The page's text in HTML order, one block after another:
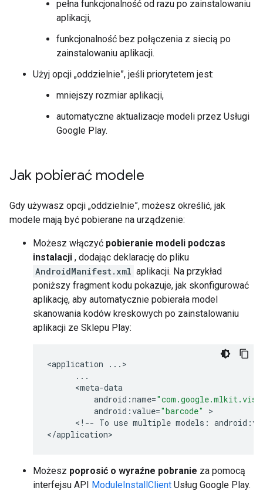
pełna funkcjonalność od razu po zainstalowaniu
aplikacji,
funkcjonalność bez połączenia z siecią po
zainstalowaniu aplikacji.
Użyj opcji „oddzielnie”, jeśli priorytetem jest:
mniejszy rozmiar aplikacji,
automatyczne aktualizacje modeli przez Usługi
Google Play.
Jak pobierać modele
Gdy używasz opcji „oddzielnie”, możesz określić, jak
modele mają być pobierane na urządzenie:
Możesz włączyć pobieranie modeli podczas
instalacji , dodając deklarację do pliku
AndroidManifest.xml aplikacji. Na przykład
poniższy fragment kodu pokazuje, jak skonfigurować
aplikację, aby automatycznie pobierała model
skanowania kodów kreskowych po zainstalowaniu
aplikacji ze Sklepu Play:
<application ... >
...
      <
meta-data
android :name=
android :value="barcode"
>
      <
! -- To use multiple models : android :
</application
Możesz poprosić o wyraźne pobranie za pomocą
interfejsu API ModuleInstallClient Usług Google Play.